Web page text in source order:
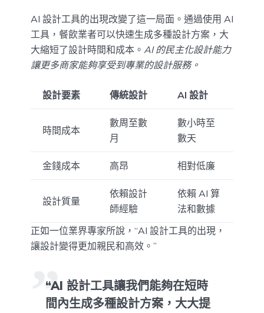
AI 設計工具的出現改變了這一局面。通過使用 AI
工具，餐飲業者可以快速生成多種設計方案，大
大縮短了設計時間和成本。 AI 的民主化設計能力
讓更多商家能夠享受到專業的設計服務。
設計要素 傳統設計 AI 設計
時間成本
數周至數
月
數小時至
數天
金錢成本 高昂 相對低廉
設計質量
依賴設計
師經驗
依賴 AI 算
法和數據
正如一位業界專家所說，“AI 設計工具的出現，
讓設計變得更加親民和高效。”
“AI 設計工具讓我們能夠在短時
間內生成多種設計方案，大大提